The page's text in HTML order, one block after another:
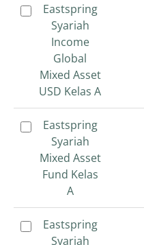
Eastspring
Syariah
Income
Global
Mixed Asset
USD Kelas A
Eastspring
Syariah
Mixed Asset
Fund Kelas
Eastspring
Syariah
Eastspring
Syariah
Income
Global
Mixed Asset
USD Kelas A
Eastspring
Syariah
Mixed Asset
Fund Kelas
A
Eastspring
Syariah